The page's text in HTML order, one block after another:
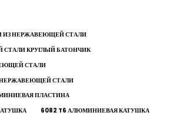
ИЗ НЕРЖАВЕЮЩЕЙ СТАЛИ
СТАЛИ КРУГЛЫЙ БАТОНЧИК
СТАЛИ
НЕРЖАВЕЮЩЕЙ СТАЛИ
ПЛАСТИНА
6082 T6 АЛЮМИНИЕВАЯ КАТУШКА